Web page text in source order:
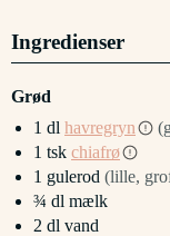
Ingredienser
Grød
1 dl havregryn
1 tsk chiafrø
1 gulerod (lille,
¾ dl mælk
2 dl vand